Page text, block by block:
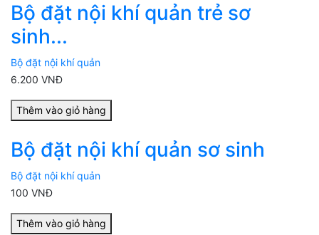
Bộ đặt nội khí quản trẻ sơ
sinh...
Bộ đặt nội khí quản
6.200 VNĐ
Thêm vào giỏ hàng
Bộ đặt nội khí quản sơ sinh
Bộ đặt nội khí quản
100 VNĐ
Thêm vào giỏ hàng